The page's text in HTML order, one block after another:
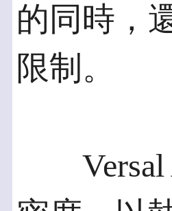
的同時，
限制。
Versal